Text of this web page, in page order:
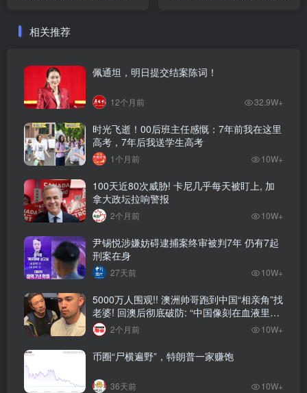
相关推荐
佩通坦，明日提交结案陈词！
12个月前 32.9W+
时光飞逝！00后班主任感慨：7年前我在这里
高考，7年后我送学生高考
1个月前 10W+
100天近80次威胁! 卡尼几乎每天被盯上, 加
拿大政坛拉响警报
2个月前 10W+
尹锡悦涉嫌妨碍逮捕案终审被判7年 仍有7起
刑案在身
27天前 10W+
5000万人围观!! 澳洲帅哥跑到中国“相亲角”找
老婆! 回澳后彻底破防: “中国像刻在血液里的
家”! 全网疯狂热议…
2个月前 10W+
币圈“尸横遍野”，特朗普一家赚饱
36天前 10W+